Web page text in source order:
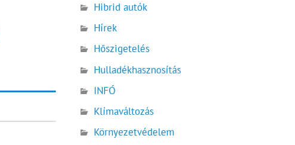
Hibrid autók
Hírek
Hőszigetelés
Hulladékhasznosítás
INFÓ
Klímaváltozás
Környezetvédelem